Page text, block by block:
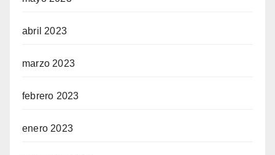
abril 2023
marzo 2023
febrero 2023
enero 2023